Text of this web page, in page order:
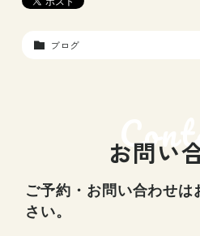
ブログ
お問い
ご予約・お問い合わせ
さい。